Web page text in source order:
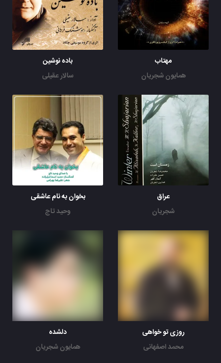
مهتاب
همایون شجریان
باده نوشین
سالار عقیلی
عراق
شجریان
بخوان به نام عاشقی
وحید تاج
روزی تو خواهی
محمد اصفهانی
ﺩﻟﺸﺪﻩ
همایون شجریان